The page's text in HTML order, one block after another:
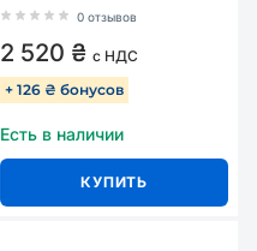
0 отзывов
2 520 ₴ с НДС
+ 126 ₴ бонусов
Есть в наличии
КУПИТЬ